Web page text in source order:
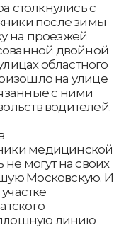
столкнулись с
после зимы
на проезжей
двойной
областного
на улице
с ними
водителей.
медицинской
могут на своих
Московскую. И
линию